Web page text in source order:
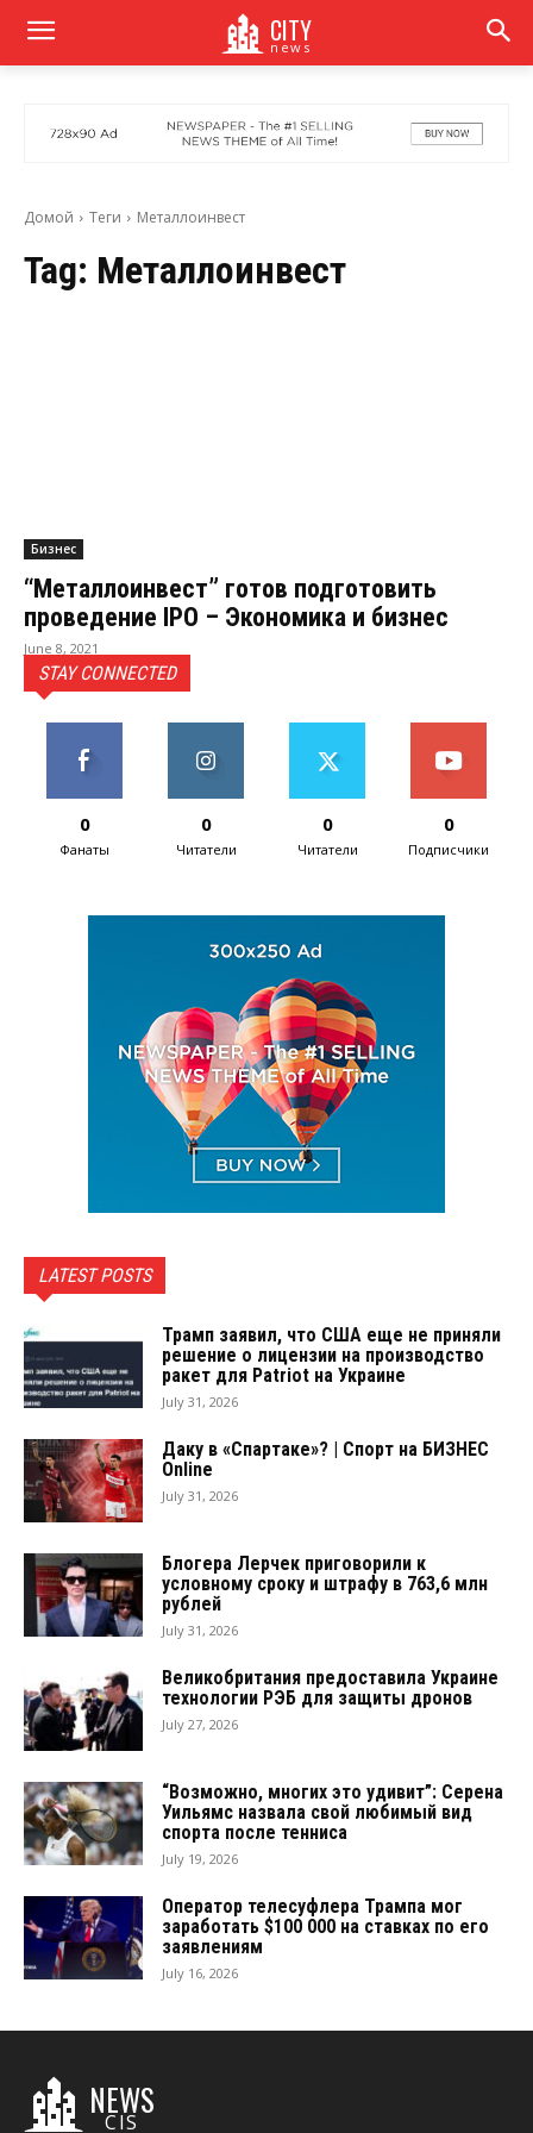
CITY
news
Домой Теги Металлоинвест
Tag: Металлоинвест
Бизнес
“Металлоинвест” готов подготовить
проведение IPO – Экономика и бизнес
June 8, 2021
STAY CONNECTED
0
Фанаты
0
Читатели
0
Читатели
0
Подписчики
LATEST POSTS
Трамп заявил, что США еще не приняли
решение о лицензии на производство
ракет для Patriot на Украине
July 31, 2026
Даку в «Спартаке»? | Спорт на БИЗНЕС
Online
July 31, 2026
Блогера Лерчек приговорили к
условному сроку и штрафу в 763,6 млн
рублей
July 31, 2026
Великобритания предоставила Украине
технологии РЭБ для защиты дронов
July 27, 2026
“Возможно, многих это удивит”: Серена
Уильямс назвала свой любимый вид
спорта после тенниса
July 19, 2026
Оператор телесуфлера Трампа мог
заработать $100 000 на ставках по его
заявлениям
July 16, 2026
NEWS
CIS